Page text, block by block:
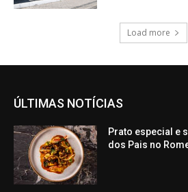
Load more
ÚLTIMAS NOTÍCIAS
Prato especial e
dos Pais no